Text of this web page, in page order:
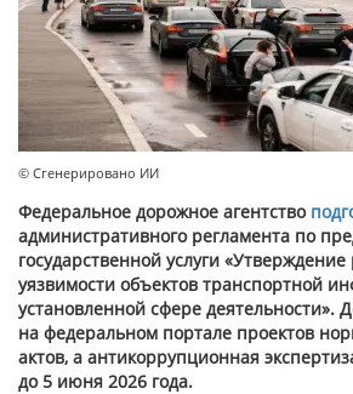
© Сгенерировано ИИ
Федеральное дорожное агентство
административного регламента по
государственной услуги
уязвимости объектов транспортной
установленной сфере деятельности».
на федеральном портале проектов
актов, а антикоррупционная
до 5 июня 2026 года.